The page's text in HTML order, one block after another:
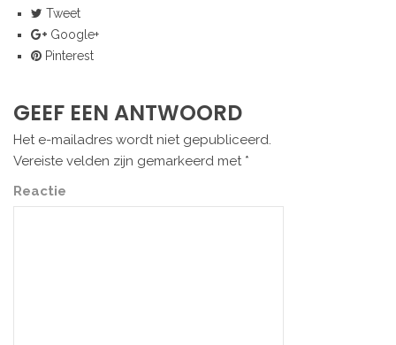
Tweet
Google+
Pinterest
GEEF EEN ANTWOORD
Het e-mailadres wordt niet gepubliceerd.
Vereiste velden zijn gemarkeerd met *
Reactie